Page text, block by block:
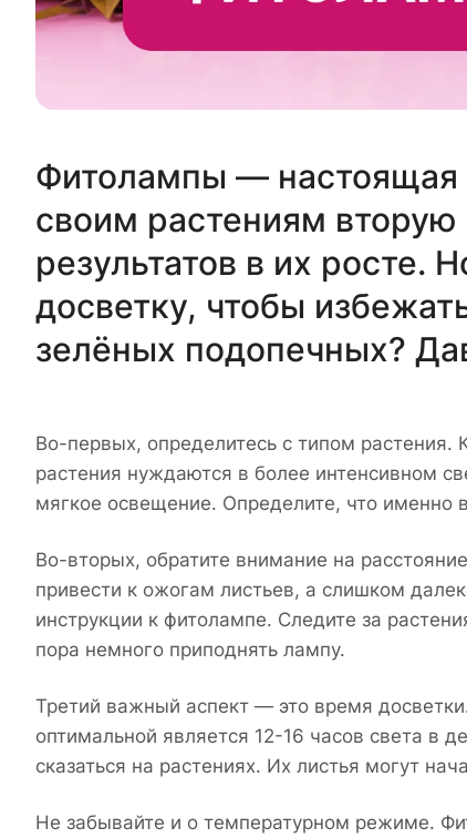
Фитолампы — настоящая
своим растениям
результатов в их росте.
досветку, чтобы
зелёных подопечных?
Во-первых, определитесь с типом
растения нуждаются в более интенсивном
мягкое освещение. Определите, что именно
Во-вторых, обратите внимание на
привести к ожогам листьев, а слишком
инструкции к фитолампе. Следите за
пора немного приподнять лампу.
Третий важный аспект — это время
оптимальной является 12-16 часов света в
сказаться на растениях. Их листья могут
Не забывайте и о температурном режиме.